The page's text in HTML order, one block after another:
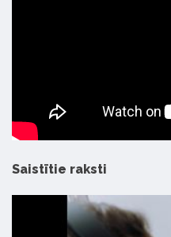
Saistītie raksti